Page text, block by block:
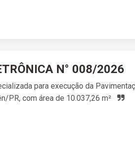
N° 008/2026
para execução da
PR, com área de 10.037,26 m²